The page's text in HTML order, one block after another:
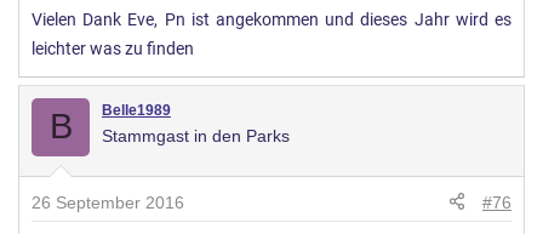
Vielen Dank Eve, Pn ist angekommen und dieses Jahr wird es
leichter was zu finden
B Belle1989
Stammgast in den Parks
26 September 2016 #76